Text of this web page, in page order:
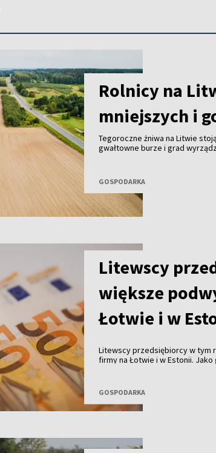
Rolnicy na
mniejszych i
Tegoroczne żniwa na Litwie
gwałtowne burze i grad
zbiorów, ale także gorszej
GOSPODARKA
Litewscy
większe
Łotwie i w
Litewscy przedsiębiorcy w tym
firmy na Łotwie i w Estonii.
zlecenie banku „Luminor”.
GOSPODARKA